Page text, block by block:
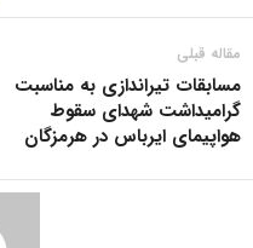
مقاله قبلی
مسابقات تیراندازی به مناسبت
گرامیداشت شهدای سقوط
هواپیمای ایرباس در هرمزگان